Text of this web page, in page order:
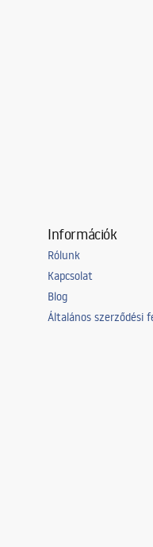
Információk
Rólunk
Kapcsolat
Blog
Általános szerződési